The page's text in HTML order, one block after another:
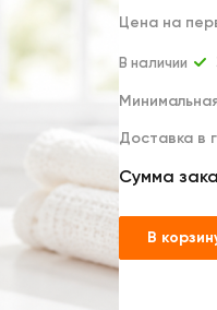
Декоративные подушки
Цена на
В наличии
Доставка в
Сумма
В